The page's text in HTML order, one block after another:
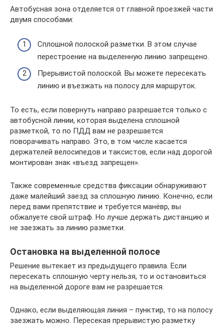
Автобусная зона отделяется от главной проезжей части
двумя способами:
Сплошной полоской разметки. В этом случае
перестроение на выделенную линию запрещено.
Прерывистой полоской. Вы можете пересекать
линию и въезжать на полосу для маршруток.
То есть, если повернуть направо разрешается только с
автобусной линии, которая выделена сплошной
разметкой, то по ПДД вам не разрешается
поворачивать направо. Это, в том числе касается
держателей велосипедов и таксистов, если над дорогой
монтирован знак «въезд запрещен».
Также современные средства фиксации обнаруживают
даже малейший заезд за сплошную линию. Конечно, если
перед вами препятствие и требуется манёвр, вы
обжалуете свой штраф. Но лучше держать дистанцию и
не заезжать за линию разметки.
Остановка на выделенной полосе
Решение вытекает из предыдущего правила. Если
пересекать сплошную черту нельзя, то и остановиться
на выделенной дороге вам не разрешается.
Однако, если выделяющая линия – пунктир, то на полосу
заезжать можно. Пересекая прерывистую разметку